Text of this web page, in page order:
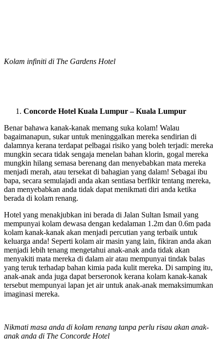
Kolam infiniti di The Gardens Hotel
Concorde Hotel Kuala Lumpur – Kuala Lumpur
Benar bahawa kanak-kanak memang suka kolam! Walau
bagaimanapun, sukar untuk meninggalkan mereka sendirian di
dalamnya kerana terdapat pelbagai risiko yang boleh terjadi: mereka
mungkin secara tidak sengaja menelan bahan klorin, gogal mereka
mungkin hilang semasa berenang dan menyebabkan mata mereka
menjadi merah, atau tersekat di bahagian yang dalam! Sebagai ibu
bapa, secara semulajadi anda akan sentiasa berfikir tentang mereka,
dan menyebabkan anda tidak dapat menikmati diri anda ketika
berada di kolam renang.
Hotel yang menakjubkan ini berada di Jalan Sultan Ismail yang
mempunyai kolam dewasa dengan kedalaman 1.2m dan 0.6m pada
kolam kanak-kanak akan menjadi percutian yang terbaik untuk
keluarga anda! Seperti kolam air masin yang lain, fikiran anda akan
menjadi lebih tenang mengetahui anak-anak anda tidak akan
menyakiti mata mereka di dalam air atau mempunyai tindak balas
yang teruk terhadap bahan kimia pada kulit mereka. Di samping itu,
anak-anak anda juga dapat berseronok kerana kolam kanak-kanak
tersebut mempunyai lapan jet air untuk anak-anak memaksimumkan
imaginasi mereka.
Nikmati masa anda di kolam renang tanpa perlu risau akan anak-
anak anda di The Concorde Hotel